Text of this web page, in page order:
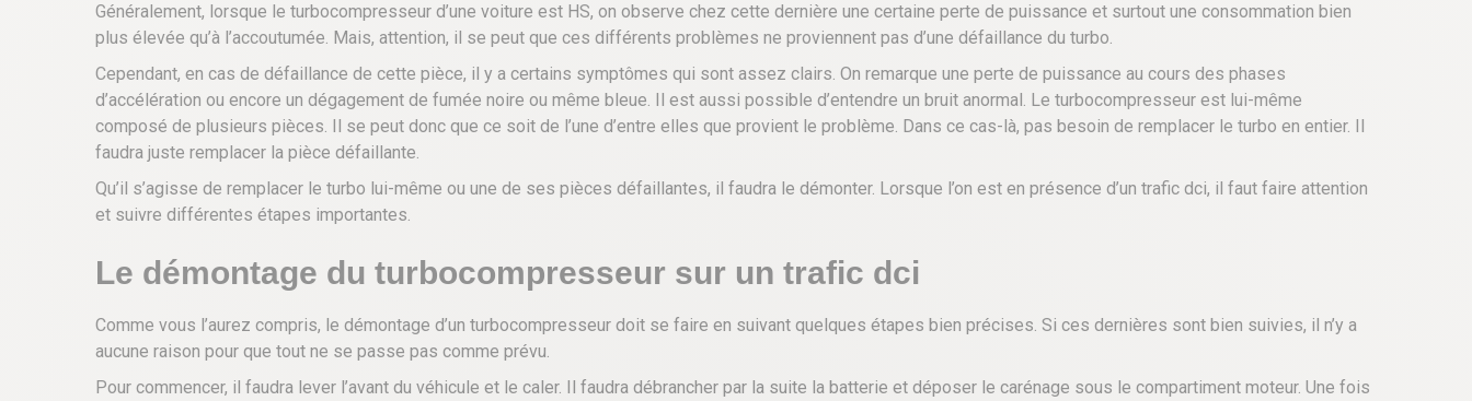
Généralement, lorsque le turbocompresseur d’une voiture est HS, on observe chez cette dernière une certaine perte de puissance et surtout une consommation bien
plus élevée qu’à l’accoutumée. Mais, attention, il se peut que ces différents problèmes ne proviennent pas d’une défaillance du turbo.
Cependant, en cas de défaillance de cette pièce, il y a certains symptômes qui sont assez clairs. On remarque une perte de puissance au cours des phases
d’accélération ou encore un dégagement de fumée noire ou même bleue. Il est aussi possible d’entendre un bruit anormal. Le turbocompresseur est lui-même
composé de plusieurs pièces. Il se peut donc que ce soit de l’une d’entre elles que provient le problème. Dans ce cas-là, pas besoin de remplacer le turbo en entier. Il
faudra juste remplacer la pièce défaillante.
Qu’il s’agisse de remplacer le turbo lui-même ou une de ses pièces défaillantes, il faudra le démonter. Lorsque l’on est en présence d’un trafic dci, il faut faire attention
et suivre différentes étapes importantes.
Le démontage du turbocompresseur sur un trafic dci
Comme vous l’aurez compris, le démontage d’un turbocompresseur doit se faire en suivant quelques étapes bien précises. Si ces dernières sont bien suivies, il n’y a
aucune raison pour que tout ne se passe pas comme prévu.
Pour commencer, il faudra lever l’avant du véhicule et le caler. Il faudra débrancher par la suite la batterie et déposer le carénage sous le compartiment moteur. Une fois